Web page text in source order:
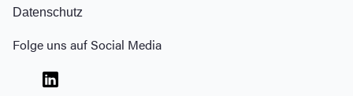
Datenschutz
Folge uns auf Social Media